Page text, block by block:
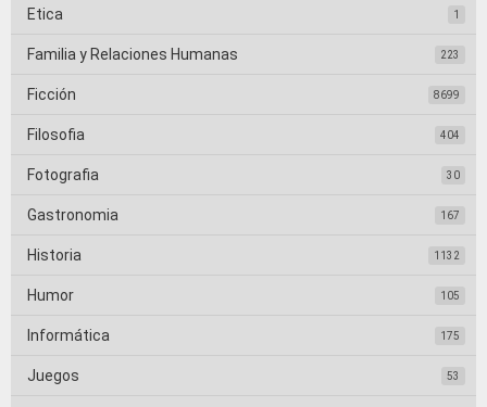
Etica 1
Familia y Relaciones Humanas 223
Ficción 8699
Filosofia 404
Fotografia 30
Gastronomia 167
Historia 1132
Humor 105
Informática 175
Juegos 53